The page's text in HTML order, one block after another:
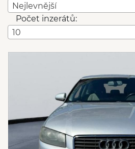
Nejlevnější
Počet inzerátů:
10